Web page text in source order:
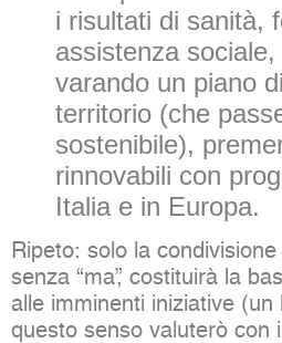
i risultati di sanità,
assistenza
varando un piano
territorio (che
sostenibile),
rinnovabili con
Italia e in Europa.
Ripeto: solo la
senza “ma”, costituirà la
alle imminenti iniziative
questo senso valuterò con